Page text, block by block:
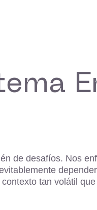
de desafíos. Nos
tan volátil